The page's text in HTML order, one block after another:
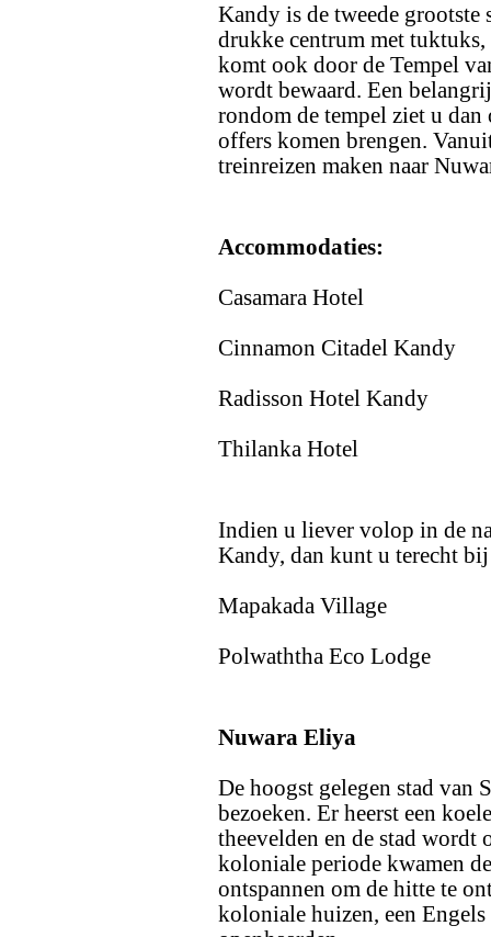
Kandy is de tweede grootste
drukke centrum met
komt ook door de Tempel
wordt bewaard. Een
rondom de tempel ziet u
offers komen brengen.
treinreizen maken naar
Accommodaties:
Casamara Hotel
Cinnamon Citadel Kandy
Radisson Hotel Kandy
Thilanka Hotel
Indien u liever volop in de
Kandy, dan kunt u terecht bij
Mapakada Village
Polwaththa Eco Lodge
Nuwara Eliya
De hoogst gelegen stad van
bezoeken. Er heerst een
theevelden en de stad
koloniale periode kwamen
ontspannen om de hitte te
koloniale huizen, een